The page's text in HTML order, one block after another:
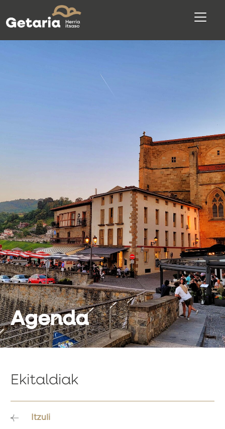
Agenda
Ekitaldiak
Itzuli